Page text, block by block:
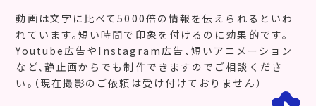
動画は文字に比べて5000倍の情報を伝えられるといわ
れています。短い時間で印象を付けるのに効果的です。
Youtube広告やInstagram広告、短いアニメーション
など、静止画からでも制作できますのでご相談くださ
い。（現在撮影のご依頼は受け付けておりません）